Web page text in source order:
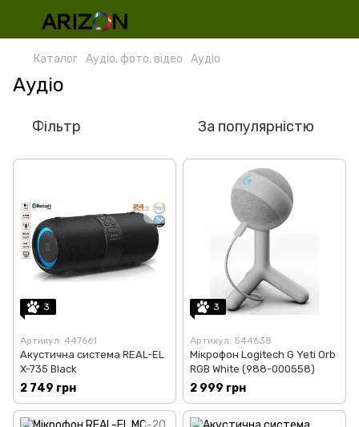
Каталог Аудіо, фото, відео Аудіо
Аудіо
Фільтр За популярністю
3
Артикул: 447661
Акустична система REAL-EL
X-735 Black
2 749 грн
3
Артикул: 544638
Мiкрофон Logitech G Yeti Orb
RGB White (988-000558)
2 999 грн